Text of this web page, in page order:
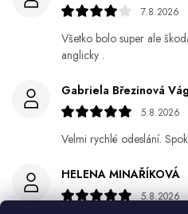
7.8.2026
Všetko bolo super ale
anglicky .
Gabriela Březinová
5.8.2026
Velmi rychlé odeslání.
HELENA MINAŘÍKOVÁ
5.8.2026